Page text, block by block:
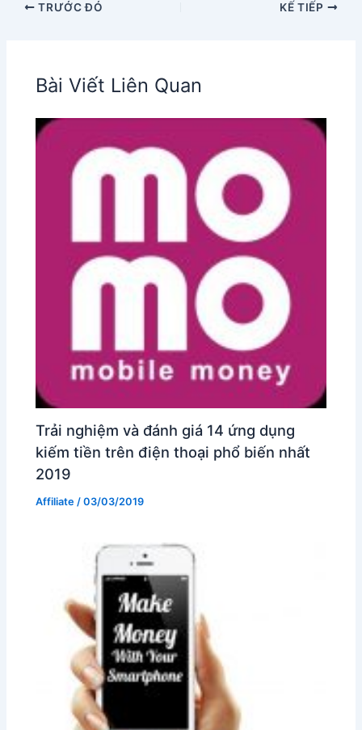
TRƯỚC ĐÓ KẾ TIẾP
Bài Viết Liên Quan
Trải nghiệm và đánh giá 14 ứng dụng
kiếm tiền trên điện thoại phổ biến nhất
2019
Affiliate /03/03/2019